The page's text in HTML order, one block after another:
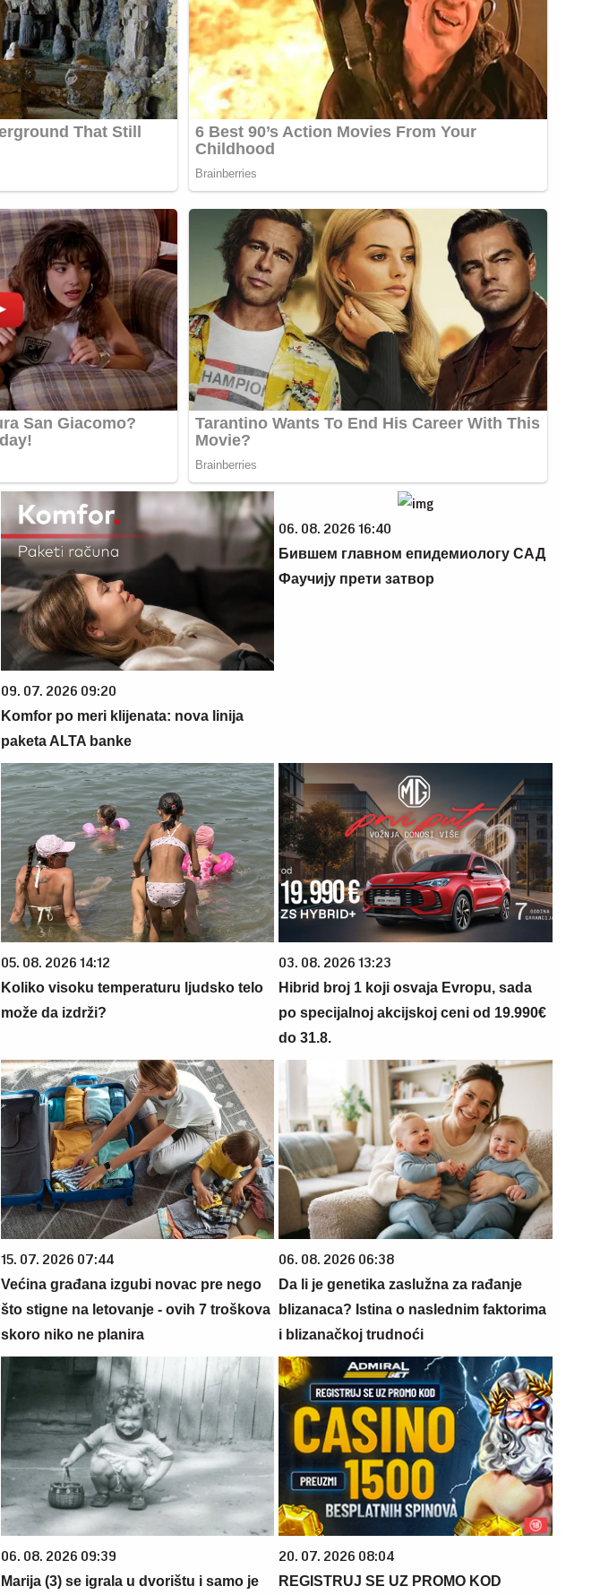
09. 07. 2026 09:20
Komfor po meri klijenata: nova linija
paketa ALTA banke
06. 08. 2026 16:40
Бившем главном епидемиологу САД
Фаучију прети затвор
05. 08. 2026 14:12
Koliko visoku temperaturu ljudsko telo
može da izdrži?
03. 08. 2026 13:23
Hibrid broj 1 koji osvaja Evropu, sada
po specijalnoj akcijskoj ceni od 19.990€
do 31.8.
15. 07. 2026 07:44
Većina građana izgubi novac pre nego
što stigne na letovanje - ovih 7 troškova
skoro niko ne planira
06. 08. 2026 06:38
Da li je genetika zaslužna za rađanje
blizanaca? Istina o naslednim faktorima
i blizanačkoj trudnoći
06. 08. 2026 09:39
Marija (3) se igrala u dvorištu i samo je
20. 07. 2026 08:04
REGISTRUJ SE UZ PROMO KOD